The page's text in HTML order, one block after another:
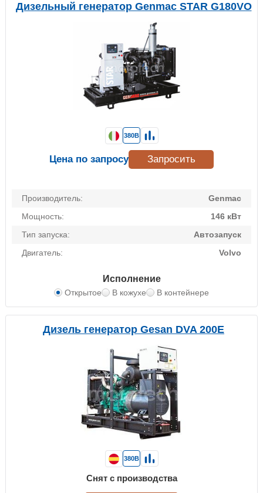
Дизельный генератор Genmac STAR G180VO
Производитель:
Genmac
Мощность:
146 кВт
Тип запуска:
Автозапуск
Двигатель:
Volvo
Исполнение
Открытое В кожухе В контейнере
380В
Цена по запросу Запросить
Дизель генератор Gesan DVA 200E
380В
Снят с производства